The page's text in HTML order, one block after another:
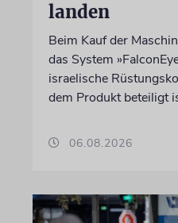
landen
Beim Kauf der
das System
israelische
dem Produkt beteiligt
06.08.2026